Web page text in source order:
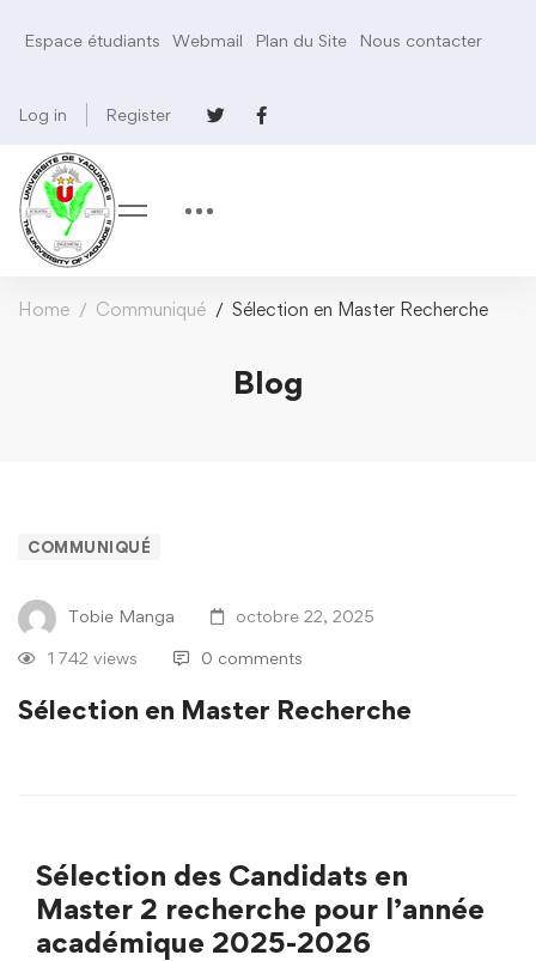
Espace étudiants Webmail Plan du Site Nous contacter
Log in Register
Home Communiqué Sélection en Master Recherche
Blog
COMMUNIQUÉ
Tobie Manga octobre 22, 2025
1 742 views 0 comments
Sélection en Master Recherche
Sélection des Candidats en
Master 2 recherche pour l’année
académique 2025-2026